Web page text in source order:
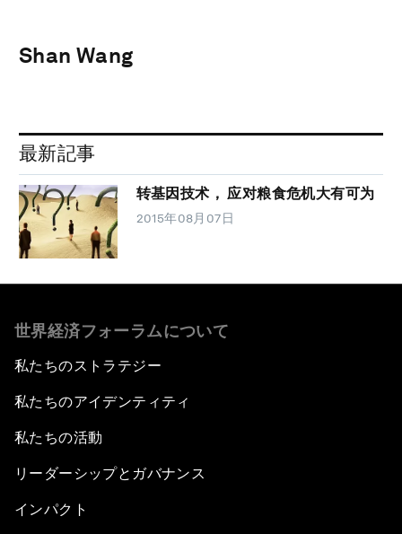
Shan Wang
最新記事
转基因技术， 应对粮食危机大有可为
2015年08月07日
世界経済フォーラムについて
私たちのストラテジー
私たちのアイデンティティ
私たちの活動
リーダーシップとガバナンス
インパクト